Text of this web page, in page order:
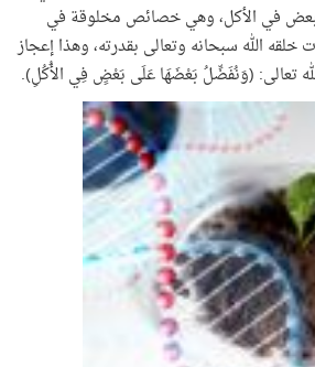
بعض في الأكل، وهي خصائص مخلوقة في
خلقه الله سبحانه وتعالى بقدرته، وهذا إعجاز
تعالى: (وَنُفَضِّلُ بَعْضَهَا عَلَى بَعْضٍ فِي الأُكُلِ).